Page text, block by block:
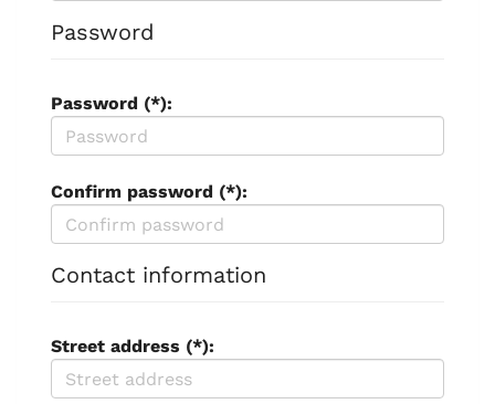
Password
Password (*):
Confirm password (*):
Contact information
Street address (*):